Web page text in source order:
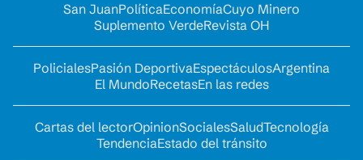
San JuanPolíticaEconomíaCuyo Minero
Suplemento VerdeRevista OH
PolicialesPasión DeportivaEspectáculosArgentina
El MundoRecetasEn las redes
Cartas del lectorOpinionSocialesSaludTecnología
TendenciaEstado del tránsito